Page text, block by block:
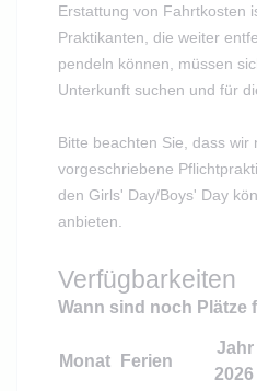
Erstattung von Fahrtkosten
Praktikanten, die weiter
pendeln können, müssen
Unterkunft suchen und für
Bitte beachten Sie, dass wir
vorgeschriebene
den Girls' Day/Boys' Day
anbieten.
Verfügbarkeiten
Wann sind noch Plätze
Monat Ferien
Jahr
2026